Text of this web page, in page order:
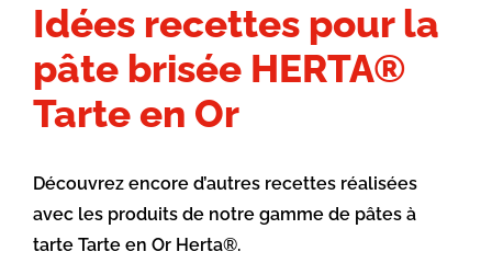
Idées recettes pour la
pâte brisée HERTA®
Tarte en Or
Découvrez encore d’autres recettes réalisées
avec les produits de notre gamme de pâtes à
tarte Tarte en Or Herta®.